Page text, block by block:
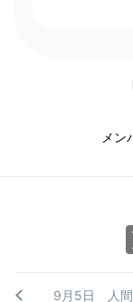
メン
9月5日 人間